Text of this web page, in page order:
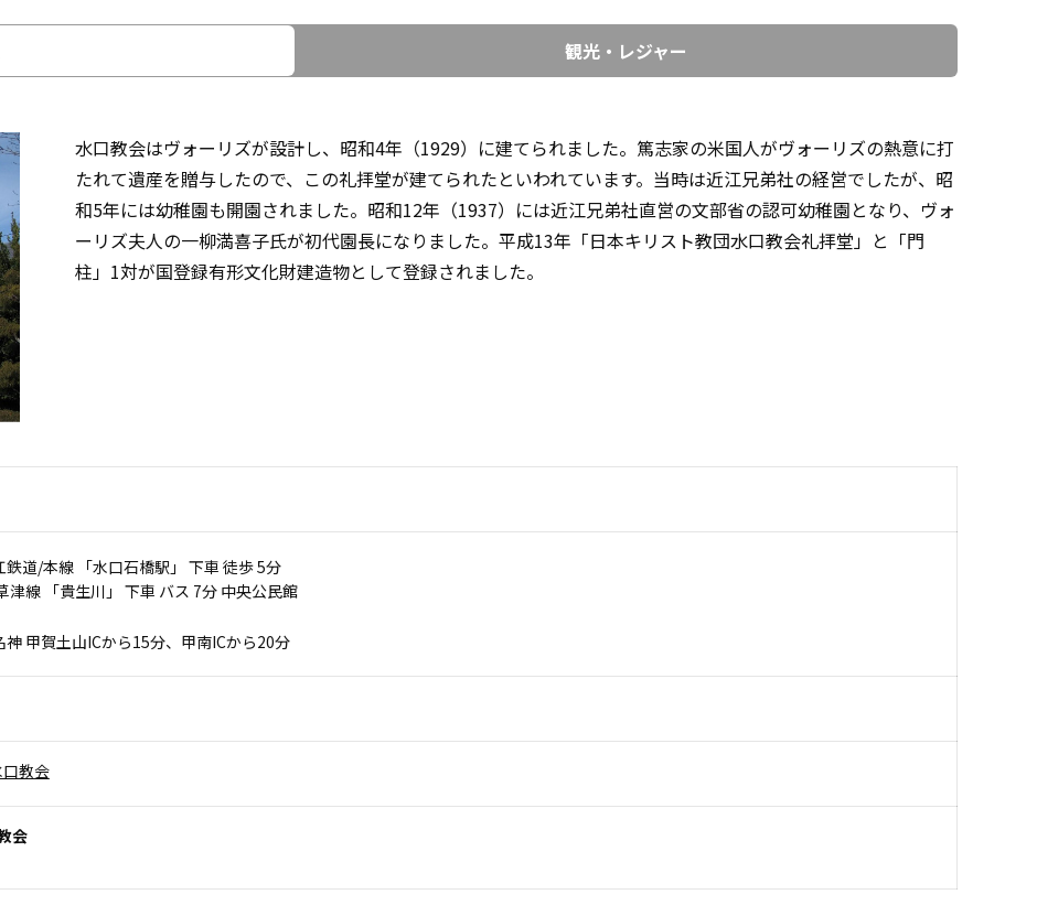
観光・レジャー
水口教会はヴォーリズが設計し、昭和4年（1929）に建てられました。篤志家の米国人がヴォーリズの熱意に打
たれて遺産を贈与したので、この礼拝堂が建てられたといわれています。当時は近江兄弟社の経営でしたが、昭
和5年には幼稚園も開園されました。昭和12年（1937）には近江兄弟社直営の文部省の認可幼稚園となり、ヴォ
ーリズ夫人の一柳満喜子氏が初代園長になりました。平成13年「日本キリスト教団水口教会礼拝堂」と「門
柱」1対が国登録有形文化財建造物として登録されました。
鉄道/本線 「水口石橋駅」 下車 徒歩 5分
津線 「貴生川」 下車 バス 7分 中央公民館
神 甲賀土山ICから15分、甲南ICから20分
教会
会